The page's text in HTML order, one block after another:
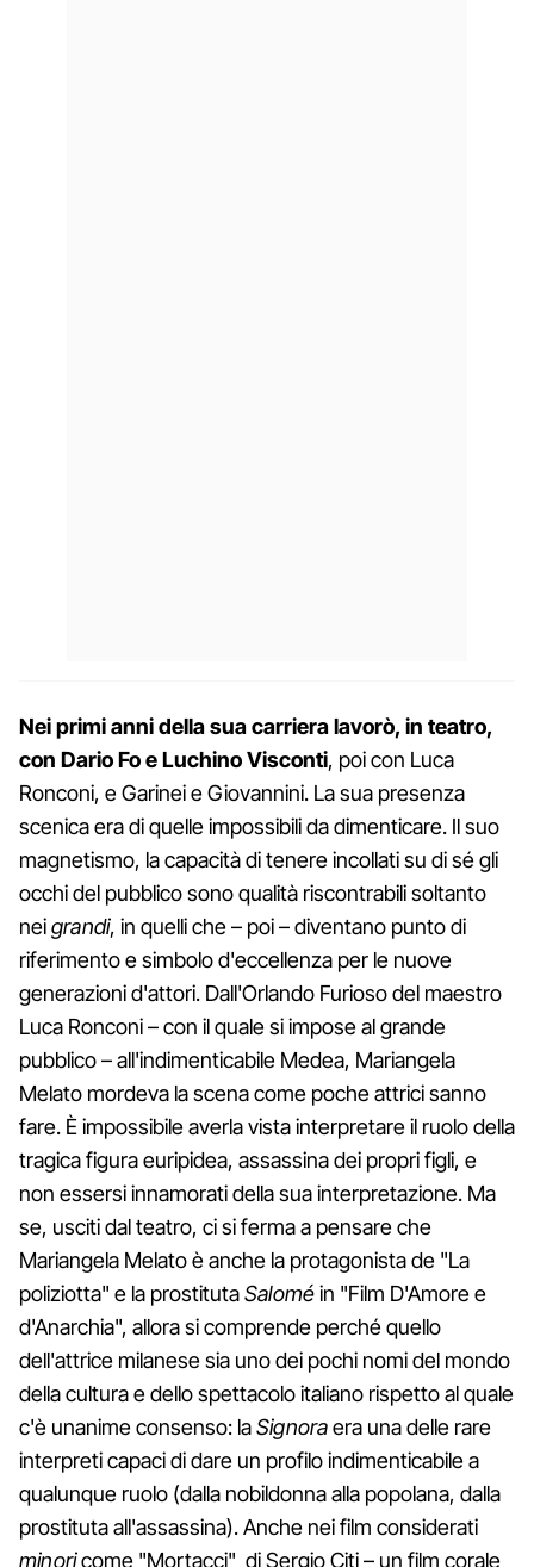
Nei primi anni della sua carriera lavorò, in teatro,
con Dario Fo e Luchino Visconti, poi con Luca
Ronconi, e Garinei e Giovannini. La sua presenza
scenica era di quelle impossibili da dimenticare. Il suo
magnetismo, la capacità di tenere incollati su di sé gli
occhi del pubblico sono qualità riscontrabili soltanto
neigrandi, in quelli che – poi – diventano punto di
riferimento e simbolo d'eccellenza per le nuove
generazioni d'attori. Dall'Orlando Furioso del maestro
Luca Ronconi – con il quale si impose al grande
pubblico – all'indimenticabile Medea, Mariangela
Melato mordeva la scena come poche attrici sanno
fare. È impossibile averla vista interpretare il ruolo della
tragica figura euripidea, assassina dei propri figli, e
non essersi innamorati della sua interpretazione. Ma
se, usciti dal teatro, ci si ferma a pensare che
Mariangela Melato è anche la protagonista de "La
poliziotta" e la prostitutaSaloméin "Film D'Amore e
d'Anarchia", allora si comprende perché quello
dell'attrice milanese sia uno dei pochi nomi del mondo
della cultura e dello spettacolo italiano rispetto al quale
c'è unanime consenso: laSignoraera una delle rare
interpreti capaci di dare un profilo indimenticabile a
qualunque ruolo (dalla nobildonna alla popolana, dalla
prostituta all'assassina). Anche nei film considerati
minoricome "Mortacci" di Sergio Citi – un film corale